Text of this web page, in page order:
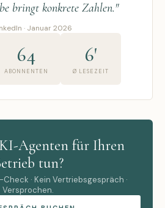
bringt konkrete Zahlen."
· Januar 2026
64
ABONNENTEN
6'
Ø LESEZEIT
KI-Agenten für Ihren
tun?
· Kein Vertriebsgespräch ·
Versprochen.